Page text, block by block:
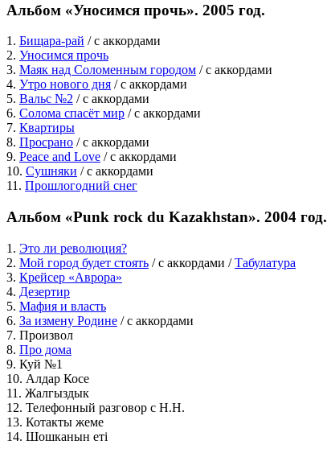
Альбом «Уносимся прочь». 2005 год.
1. Бищара-рай / c аккордами
2. Уносимся прочь
3. Маяк над Соломенным городом / c аккордами
4. Утро нового дня / c аккордами
5. Вальс №2 / c аккордами
6. Солома спасёт мир / c аккордами
7. Квартиры
8. Просрано / c аккордами
9. Peace and Love / c аккордами
10. Сушняки / c аккордами
11. Прошлогодний снег
Альбом «Punk rock du Kazakhstan». 2004 год.
1. Это ли революция?
2. Мой город будет стоять / с аккордами /Табулатура
3. Крейсер «Аврора»
4. Дезертир
5. Мафия и власть
6. За измену Родине / с аккордами
7. Произвол
8. Про дома
9. Куй №1
10. Алдар Косе
11. Жалгыздык
12. Телефонный разговор с Н.Н.
13. Котакты жеме
14. Шошканын етi